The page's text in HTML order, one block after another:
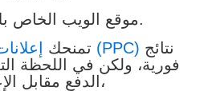
موقع الويب الخاص بك أكثر صحة.
تمنحك إعلانات الدفع لكل نقرة (PPC)
فورية، ولكن في اللحظة
الدفع مقابل الإعلانات،